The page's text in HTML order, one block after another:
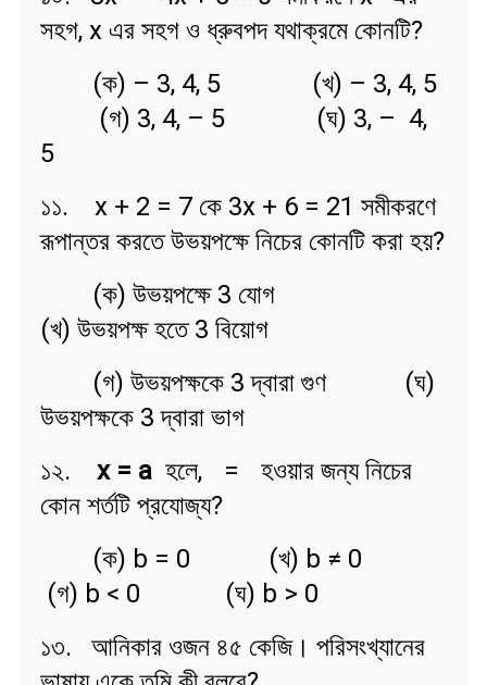
সহগ, x এর সহগ ও ধ্রুবপদ যথাক্রমে কোনটি?
(ক) – 3, 4, 5 (খ) – 3, 4, 5
(গ) 3, 4, – 5 (ঘ) 3, – 4,
5
১১. x + 2 = 7 কে 3x + 6 = 21 সমীকরণে
রূপান্তর করতে উভয়পক্ষে নিচের কোনটি করা হয়?
(ক) উভয়পক্ষে 3 যোগ
(খ) উভয়পক্ষ হতে 3 বিয়োগ
(গ) উভয়পক্ষকে 3 দ্বারা গুণ (ঘ)
উভয়পক্ষকে 3 দ্বারা ভাগ
১২. x = a হলে, =
হওয়ার জন্য নিচের
কোন শর্তটি প্রযোজ্য?
(ক) b = 0 (খ) b ≠ 0
(গ) b < 0 (ঘ) b > 0
১৩. আনিকার ওজন ৪৫ কেজি। পরিসংখ্যানের